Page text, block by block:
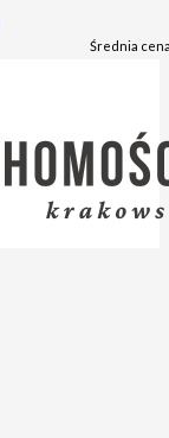
Średnia